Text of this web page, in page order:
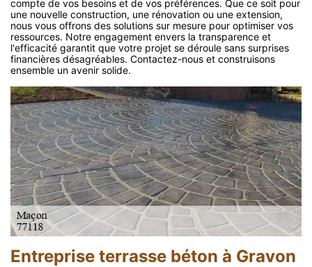
compte de vos besoins et de vos préférences. Que ce soit pour
une nouvelle construction, une rénovation ou une extension,
nous vous offrons des solutions sur mesure pour optimiser vos
ressources. Notre engagement envers la transparence et
l'efficacité garantit que votre projet se déroule sans surprises
financières désagréables. Contactez-nous et construisons
ensemble un avenir solide.
Entreprise terrasse béton à Gravon